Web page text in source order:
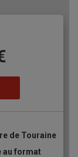
de Touraine
au format